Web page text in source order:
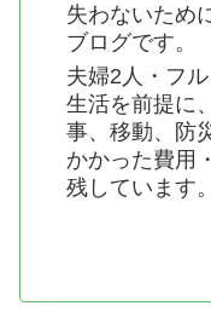
失わないため
ブログです。
夫婦2人・フ
生活を前提に
事、移動、防
かかった費用
残しています。